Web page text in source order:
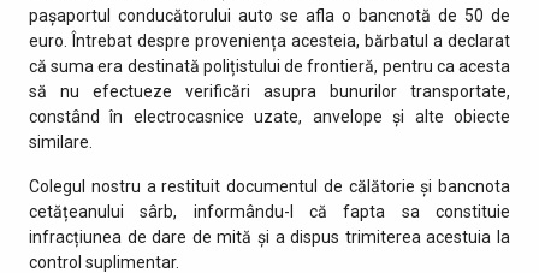
pașaportul conducătorului auto se afla o bancnotă de 50 de
euro. Întrebat despre proveniența acesteia, bărbatul a declarat
că suma era destinată polițistului de frontieră, pentru ca acesta
să nu efectueze verificări asupra bunurilor transportate,
constând în electrocasnice uzate, anvelope și alte obiecte
similare.
Colegul nostru a restituit documentul de călătorie și bancnota
cetățeanului sârb, informându-l că fapta sa constituie
infracțiunea de dare de mită și a dispus trimiterea acestuia la
control suplimentar.